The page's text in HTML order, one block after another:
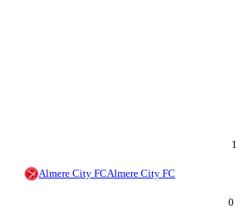
1
Almere City FCAlmere City FC
0